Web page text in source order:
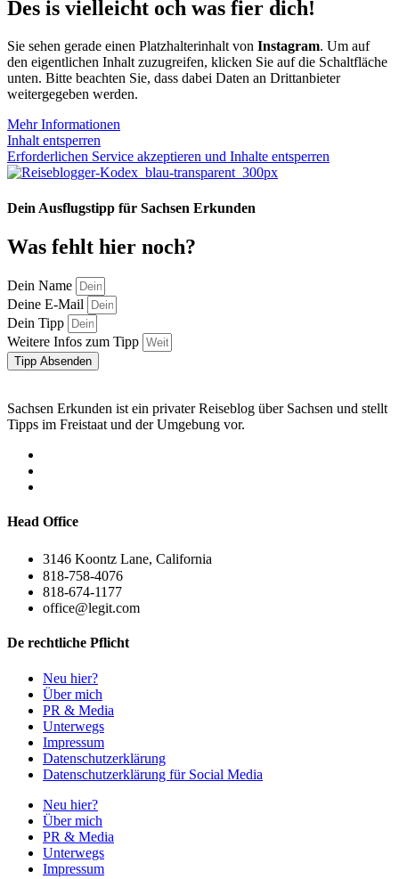
Des is vielleicht och was fier dich!
Sie sehen gerade einen Platzhalterinhalt von Instagram. Um auf
den eigentlichen Inhalt zuzugreifen, klicken Sie auf die Schaltfläche
unten. Bitte beachten Sie, dass dabei Daten an Drittanbieter
weitergegeben werden.
Mehr Informationen
Inhalt entsperren
Erforderlichen Service akzeptieren und Inhalte entsperren
Dein Ausflugstipp für Sachsen Erkunden
Was fehlt hier noch?
Dein Name
Deine E-Mail
Dein Tipp
Weitere Infos zum Tipp
Tipp Absenden
Sachsen Erkunden ist ein privater Reiseblog über Sachsen und stellt
Tipps im Freistaat und der Umgebung vor.
Head Office
3146 Koontz Lane, California
818-758-4076
818-674-1177
office@legit.com
De rechtliche Pflicht
Neu hier?
Über mich
PR & Media
Unterwegs
Impressum
Datenschutzerklärung
Datenschutzerklärung für Social Media
Neu hier?
Über mich
PR & Media
Unterwegs
Impressum